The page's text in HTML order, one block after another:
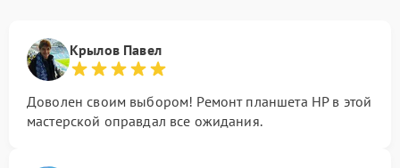
Крылов Павел
Доволен своим выбором! Ремонт планшета HP в этой
мастерской оправдал все ожидания.